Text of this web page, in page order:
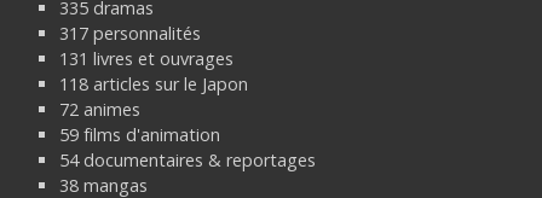
335 dramas
317 personnalités
131 livres et ouvrages
118 articles sur le Japon
72 animes
59 films d'animation
54 documentaires & reportages
38 mangas